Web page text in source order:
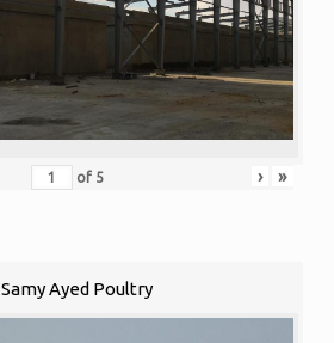
of 5 › »
Samy Ayed Poultry